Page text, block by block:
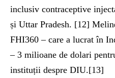
inclusiv contraceptive
și Uttar Pradesh. [12]
FHI360 – care a lucrat în
– 3 milioane de dolari
instituții despre DIU.[13]